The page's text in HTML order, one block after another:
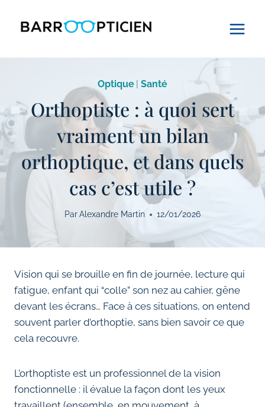
Optique|Santé
Orthoptiste : à quoi sert
vraiment un bilan
orthoptique, et dans quels
cas c’est utile ?
ParAlexandre Martin 12/01/2026
Vision qui se brouille en fin de journée, lecture qui
fatigue, enfant qui “colle” son nez au cahier, gêne
devant les écrans… Face à ces situations, on entend
souvent parler d’orthoptie, sans bien savoir ce que
cela recouvre.
L’orthoptiste est un professionnel de la vision
fonctionnelle : il évalue la façon dont les yeux